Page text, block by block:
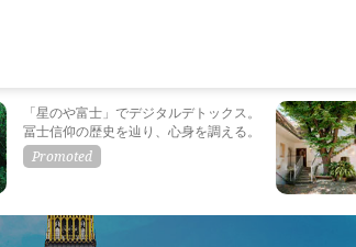
「星のや富士」でデジタルデトックス。
冨士信仰の歴史を辿り、心身を調える。